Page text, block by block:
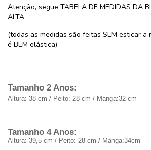
Atenção, segue TABELA DE MEDIDAS DA
ALTA
(todas as medidas são feitas SEM esticar a
é BEM elástica)
Tamanho 2 Anos:
Altura: 38 cm / Peito: 28 cm / Manga:32 cm
Tamanho 4 Anos:
Altura: 39,5 cm / Peito: 28 cm / Manga:34cm